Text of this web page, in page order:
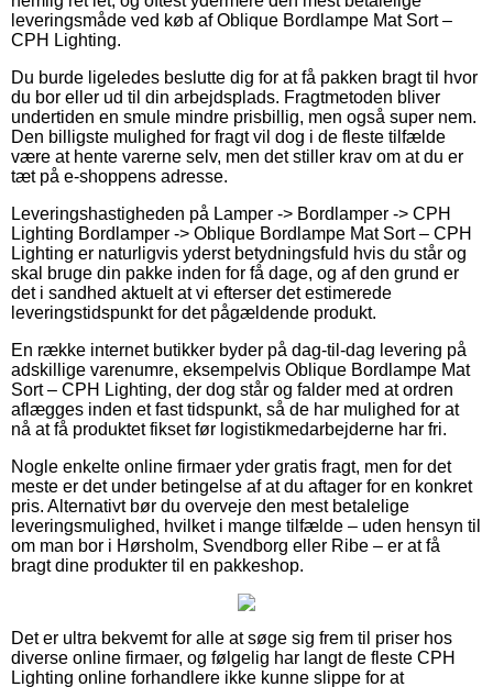
leveringsmåde ved køb af Oblique Bordlampe Mat Sort –
CPH Lighting.
Du burde ligeledes beslutte dig for at få pakken bragt til hvor
du bor eller ud til din arbejdsplads. Fragtmetoden bliver
undertiden en smule mindre prisbillig, men også super nem.
Den billigste mulighed for fragt vil dog i de fleste tilfælde
være at hente varerne selv, men det stiller krav om at du er
tæt på e-shoppens adresse.
Leveringshastigheden på Lamper -> Bordlamper -> CPH
Lighting Bordlamper -> Oblique Bordlampe Mat Sort – CPH
Lighting er naturligvis yderst betydningsfuld hvis du står og
skal bruge din pakke inden for få dage, og af den grund er
det i sandhed aktuelt at vi efterser det estimerede
leveringstidspunkt for det pågældende produkt.
En række internet butikker byder på dag-til-dag levering på
adskillige varenumre, eksempelvis Oblique Bordlampe Mat
Sort – CPH Lighting, der dog står og falder med at ordren
aflægges inden et fast tidspunkt, så de har mulighed for at
nå at få produktet fikset før logistikmedarbejderne har fri.
Nogle enkelte online firmaer yder gratis fragt, men for det
meste er det under betingelse af at du aftager for en konkret
pris. Alternativt bør du overveje den mest betalelige
leveringsmulighed, hvilket i mange tilfælde – uden hensyn til
om man bor i Hørsholm, Svendborg eller Ribe – er at få
bragt dine produkter til en pakkeshop.
Det er ultra bekvemt for alle at søge sig frem til priser hos
diverse online firmaer, og følgelig har langt de fleste CPH
Lighting online forhandlere ikke kunne slippe for at